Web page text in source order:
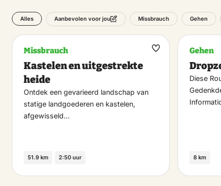
Alles Aanbevolen voor jou Missbrauch Gehen
Missbrauch
Kastelen en uitgestrekte
heide
Ontdek een gevarieerd landschap van
statige landgoederen en kastelen,
afgewisseld…
51.9 km 2:50 uur
Maak
Gehen
Diese
8 km